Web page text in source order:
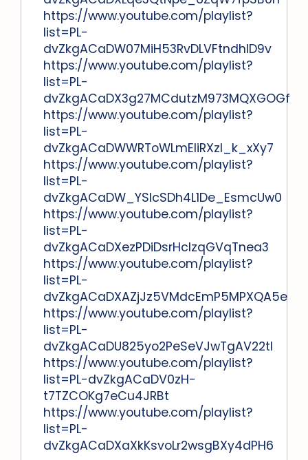
https://www.youtube.com/playlist?
list=PL-
dvZkgACaDW07MiH53RvDLVFtndhID9v
https://www.youtube.com/playlist?
list=PL-
dvZkgACaDX3g27MCdutzM973MQXGOGf
https://www.youtube.com/playlist?
list=PL-
dvZkgACaDWWRToWLmEliRXzl_k_xXy7
https://www.youtube.com/playlist?
list=PL-
dvZkgACaDW_YSlcSDh4L1De_EsmcUw0
https://www.youtube.com/playlist?
list=PL-
dvZkgACaDXezPDiDsrHcIzqGVqTnea3
https://www.youtube.com/playlist?
list=PL-
dvZkgACaDXAZjJz5VMdcEmP5MPXQA5e
https://www.youtube.com/playlist?
list=PL-
dvZkgACaDU825yo2PeSeVJwTgAV22tI
https://www.youtube.com/playlist?
list=PL-dvZkgACaDV0zH-
t7TZCOKg7eCu4JRBt
https://www.youtube.com/playlist?
list=PL-
dvZkgACaDXaXkKsvoLr2wsgBXy4dPH6